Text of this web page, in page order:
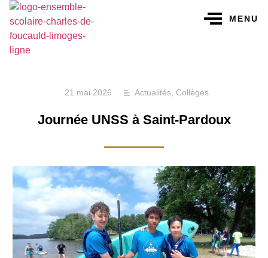
MENU
21 mai 2026 Actualités, Collèges
Journée UNSS à Saint-Pardoux